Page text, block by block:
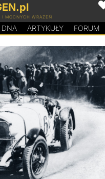
I MOCNYCH WRAŻEŃ
DNA ARTYKUŁY FORUM